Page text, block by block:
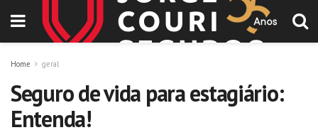
Home geral
Seguro de vida para estagiário:
Entenda!